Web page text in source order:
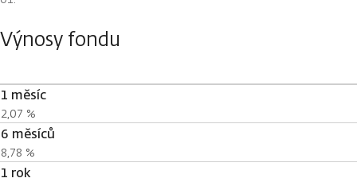
Výnosy fondu
1 měsíc
2,07 %
6 měsíců
8,78 %
1 rok